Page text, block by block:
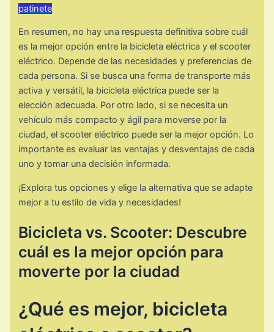
patinete
En resumen, no hay una respuesta definitiva sobre cuál
es la mejor opción entre la bicicleta eléctrica y el scooter
eléctrico. Depende de las necesidades y preferencias de
cada persona. Si se busca una forma de transporte más
activa y versátil, la bicicleta eléctrica puede ser la
elección adecuada. Por otro lado, si se necesita un
vehículo más compacto y ágil para moverse por la
ciudad, el scooter eléctrico puede ser la mejor opción. Lo
importante es evaluar las ventajas y desventajas de cada
uno y tomar una decisión informada.
¡Explora tus opciones y elige la alternativa que se adapte
mejor a tu estilo de vida y necesidades!
Bicicleta vs. Scooter: Descubre
cuál es la mejor opción para
moverte por la ciudad
¿Qué es mejor, bicicleta